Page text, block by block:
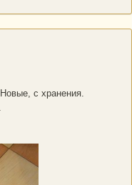
с хранения.